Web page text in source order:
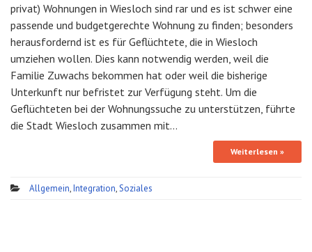
privat) Wohnungen in Wiesloch sind rar und es ist schwer eine
passende und budgetgerechte Wohnung zu finden; besonders
herausfordernd ist es für Geflüchtete, die in Wiesloch
umziehen wollen. Dies kann notwendig werden, weil die
Familie Zuwachs bekommen hat oder weil die bisherige
Unterkunft nur befristet zur Verfügung steht. Um die
Geflüchteten bei der Wohnungssuche zu unterstützen, führte
die Stadt Wiesloch zusammen mit…
Weiterlesen »
Allgemein,Integration,Soziales